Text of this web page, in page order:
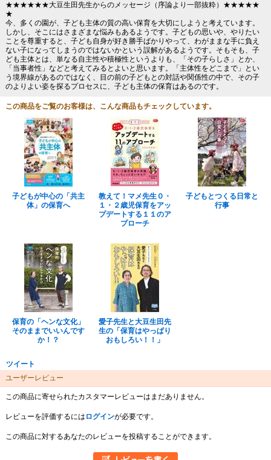
★★★★★★大豆生田先生からのメッセージ（序論より一部抜粋）★★★★★
★
今、多くの園が、子ども主体の質の高い保育を大切にしようと考えています。
しかし、そこにはさまざまな悩みもあるようです。子どもの思いや、やりたい
ことを尊重すると、子ども自身が好き勝手ばかりやって、わがままな手に負え
ない子になってしまうのではないかという誤解があるようです。そもそも、子
ども主体とは、単なる自主性や積極性というよりも、「その子らしさ」とか、
「当事者性」などと考えてみるとよいと思います。「主体性をどこまで」とい
う境界線があるのではなく、目の前の子どもとの対話や関係性の中で、その子
のよりよい姿を探るプロセスに、子ども主体の保育はあるのです。
この商品をご覧のお客様は、こんな商品もチェックしています。
子どもが中心の「共主
体」の保育へ
教えて！マメ先生０・
１・２歳児保育をアッ
プデートする１１のア
プローチ
子どもとつくる日常と
行事
保育の「ヘンな文化」
そのままでいいんです
か！？
愛子先生と大豆生田先
生の「保育はやっぱり
おもしろい！！」
ツイート
ユーザーレビュー
この商品に寄せられたカスタマーレビューはまだありません。
レビューを評価するには ログインが必要です。
この商品に対するあなたのレビューを投稿することができます。